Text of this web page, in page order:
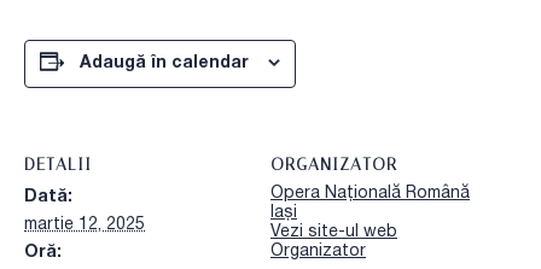
Adaugă în calendar
DETALII
Dată:
martie 12, 2025
Oră:
ORGANIZATOR
Opera Națională Română
Iași
Vezi site-ul web
Organizator